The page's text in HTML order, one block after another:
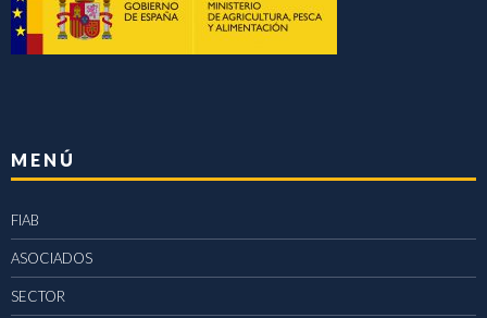
MENÚ
FIAB
ASOCIADOS
SECTOR